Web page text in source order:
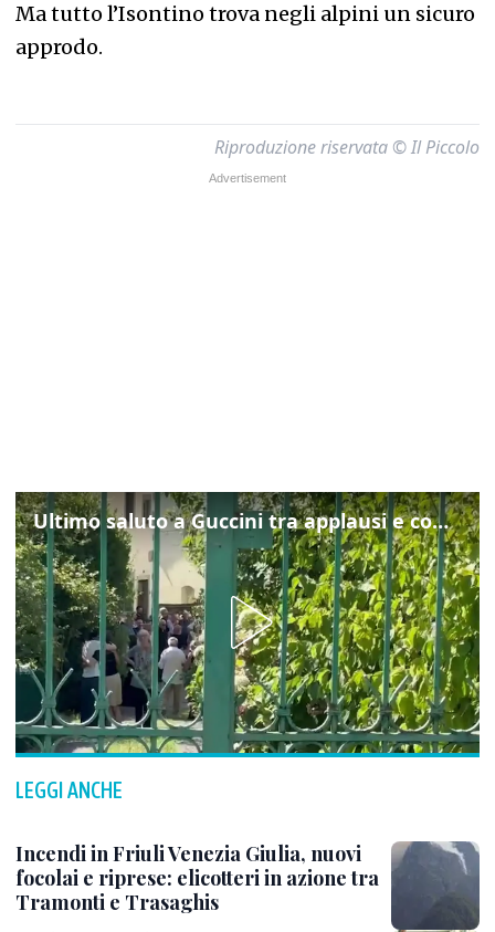
Ma tutto l’Isontino trova negli alpini un sicuro
approdo.
Riproduzione riservata © Il Piccolo
Ultimo saluto a Guccini tra applausi e commozione a Pavana
LEGGI ANCHE
Incendi in Friuli Venezia Giulia, nuovi
focolai e riprese: elicotteri in azione tra
Tramonti e Trasaghis